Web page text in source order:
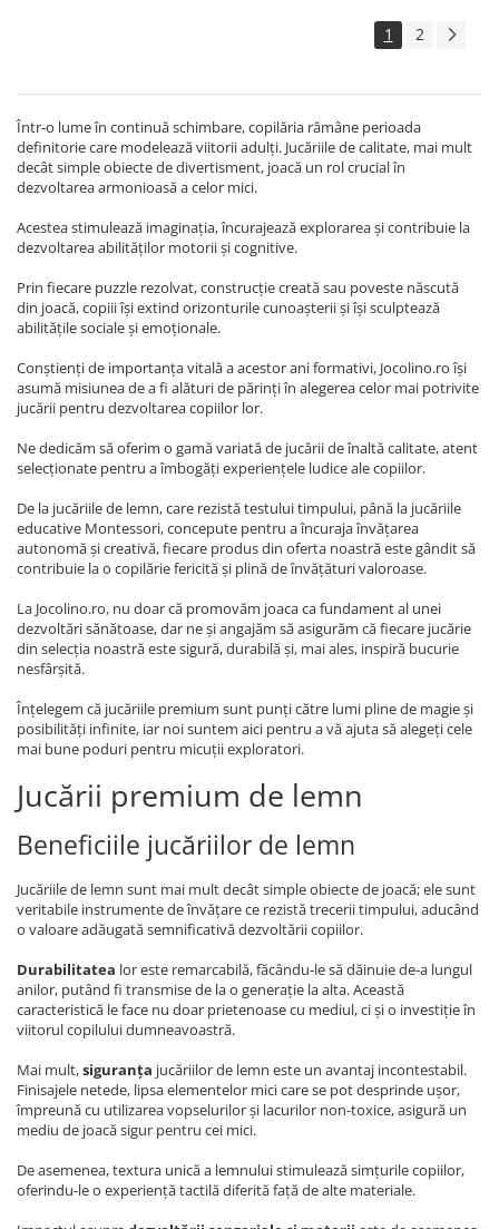
1 2
Într-o lume în continuă schimbare, copilăria rămâne perioada
definitorie care modelează viitorii adulți. Jucăriile de calitate, mai mult
decât simple obiecte de divertisment, joacă un rol crucial în
dezvoltarea armonioasă a celor mici.
Acestea stimulează imaginația, încurajează explorarea și contribuie la
dezvoltarea abilităților motorii și cognitive.
Prin fiecare puzzle rezolvat, construcție creată sau poveste născută
din joacă, copiii își extind orizonturile cunoașterii și își sculptează
abilitățile sociale și emoționale.
Conștienți de importanța vitală a acestor ani formativi, Jocolino.ro își
asumă misiunea de a fi alături de părinți în alegerea celor mai potrivite
jucării pentru dezvoltarea copiilor lor.
Ne dedicăm să oferim o gamă variată de jucării de înaltă calitate, atent
selecționate pentru a îmbogăți experiențele ludice ale copiilor.
De la jucăriile de lemn, care rezistă testului timpului, până la jucăriile
educative Montessori, concepute pentru a încuraja învățarea
autonomă și creativă, fiecare produs din oferta noastră este gândit să
contribuie la o copilărie fericită și plină de învățături valoroase.
La Jocolino.ro, nu doar că promovăm joaca ca fundament al unei
dezvoltări sănătoase, dar ne și angajăm să asigurăm că fiecare jucărie
din selecția noastră este sigură, durabilă și, mai ales, inspiră bucurie
nesfârșită.
Înțelegem că jucăriile premium sunt punți către lumi pline de magie și
posibilități infinite, iar noi suntem aici pentru a vă ajuta să alegeți cele
mai bune poduri pentru micuții exploratori.
Jucării premium de lemn
Beneficiile jucăriilor de lemn
Jucăriile de lemn sunt mai mult decât simple obiecte de joacă; ele sunt
veritabile instrumente de învățare ce rezistă trecerii timpului, aducând
o valoare adăugată semnificativă dezvoltării copiilor.
Durabilitatea lor este remarcabilă, făcându-le să dăinuie de-a lungul
anilor, putând fi transmise de la o generație la alta. Această
caracteristică le face nu doar prietenoase cu mediul, ci și o investiție în
viitorul copilului dumneavoastră.
Mai mult,siguranța jucăriilor de lemn este un avantaj incontestabil.
Finisajele netede, lipsa elementelor mici care se pot desprinde ușor,
împreună cu utilizarea vopselurilor și lacurilor non-toxice, asigură un
mediu de joacă sigur pentru cei mici.
De asemenea, textura unică a lemnului stimulează simțurile copiilor,
oferindu-le o experiență tactilă diferită față de alte materiale.